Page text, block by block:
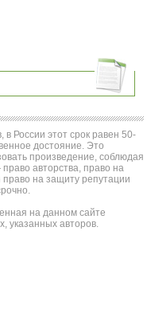
в России этот срок равен 50-
достояние. Это
произведение, соблюдая
авторства, право на
право на защиту репутации
на данном сайте
указанных авторов.